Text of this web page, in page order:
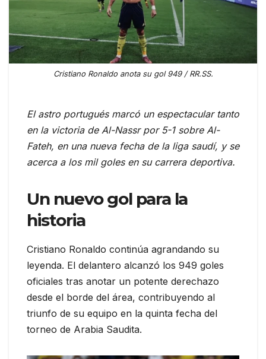
Cristiano Ronaldo anota su gol 949 / RR.SS.
El astro portugués marcó un espectacular tanto
en la victoria de Al-Nassr por 5-1 sobre Al-
Fateh, en una nueva fecha de la liga saudí, y se
acerca a los mil goles en su carrera deportiva.
Un nuevo gol para la
historia
Cristiano Ronaldo continúa agrandando su
leyenda. El delantero alcanzó los 949 goles
oficiales tras anotar un potente derechazo
desde el borde del área, contribuyendo al
triunfo de su equipo en la quinta fecha del
torneo de Arabia Saudita.